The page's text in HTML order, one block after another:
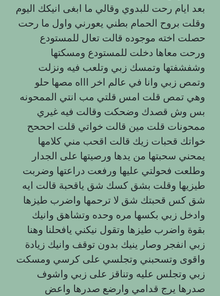
بعد ايام رحت للبدوي وقالي ما ابغى انيكك اليوم
وقلت بروح الحمام بطني يعورني واول ما رحت
حصلت اخته موجوده قالت تعال للمستودع
ورحت معاها دخلت للمستودع ومسكتها
وشفشفتها وتمسك زبي وتلعب فيه ونزلت
وتمص زبي وانا في عالم اخر اااه مصها حلو
وهي تمص قلت امس قلتي مب انتي الممحونه
بس وش قصدك وضحكت وقالت فيه غيري
ممحونات قلت مين قالت خواتي قلت احححح
خواتك قحبات زيك قالت اقحب مني كلامها
يمحني سحبتها من يدها ورصيتها على الجدار
وطلعت فحولتي عليها ورفعت دراعتها وضربت
طيزيها وقلت بشق كسك شق ياقحبة قالت ايه
شق كس قحبتك شق لا ترحمها واضرب طيزها
وادخل زبي بكسها مره وحده وتشاهق وانيك
بقوة واضرب طيزها وتقول نيكني يافحلنا وهنا
زبي انفجر وصار ينيك بدون توقف وانيك زيادة
واقوى وتسحبني وتجلسي على كرسي ومسكت
زبي وتجلس عليه وتناقز على زبي واشوف
صدرها يرج قدامي وارضع صدرها واعض